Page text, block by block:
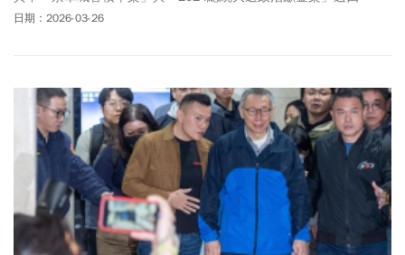
(3/26)下午14:30一審宣判，外界高度關注。關於柯文哲一審宣判，
1年以上、7年以下之刑；刑法背信罪為5年以下。若判刑10年以下，
柯文哲就可以參選2028總統大選，國民黨也可能需要在2026年的縣
市長、議員席次上有較大程度的妥協。三則是無罪或僅輕微行政違
失。柯陣營可以更大力抨擊北檢是政治打手，強化被政治迫害的形
象，為民眾黨2026地方大選助選加溫，可能對主要競爭政黨造成威
脅。柯文哲案將由重金庭（重大金融及社會矚目案件）合議庭負責
審理，包括審判長江俊彥、受命法官許芳瑜、陪席法官楊世賢，宛
如超強明星陣容，其中江俊彥曾經手「潤寅詐貸、im.B吸金案」等
日期：2026-03-26